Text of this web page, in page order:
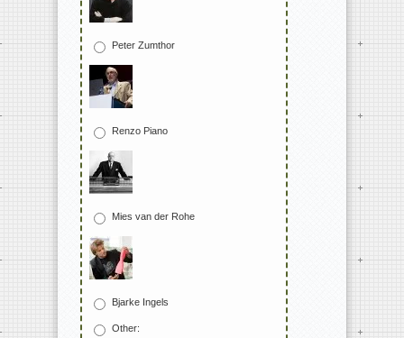
Peter Zumthor
Renzo Piano
Mies van der Rohe
Bjarke Ingels
Other: